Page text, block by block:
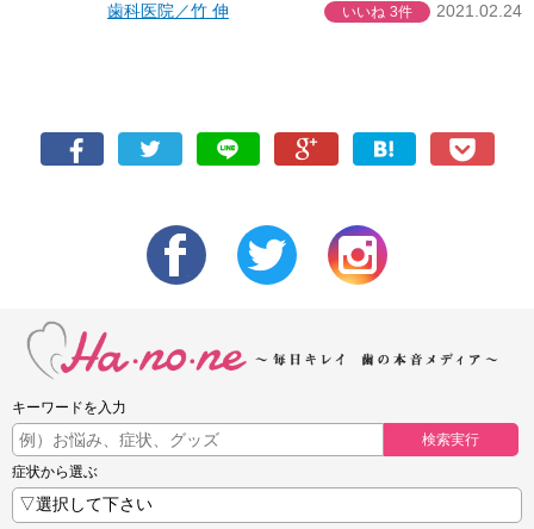
歯科医院／竹 伸 いいね 3件 2021.02.24
キーワードを入力
検索実行
症状から選ぶ